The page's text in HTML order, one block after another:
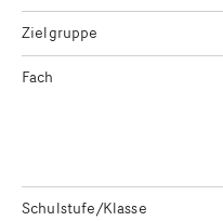
Zielgruppe
Fach
Schulstufe/Klasse